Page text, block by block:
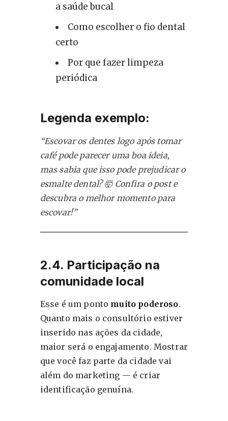
a saúde bucal
Como escolher o fio dental
certo
Por que fazer limpeza
periódica
Legenda exemplo:
“Escovar os dentes logo após tomar
café pode parecer uma boa ideia,
mas sabia que isso pode prejudicar o
esmalte dental? 🤯 Confira o post e
descubra o melhor momento para
escovar!”
2.4. Participação na
comunidade local
Esse é um ponto muito poderoso.
Quanto mais o consultório estiver
inserido nas ações da cidade,
maior será o engajamento. Mostrar
que você faz parte da cidade vai
além do marketing — é criar
identificação genuína.